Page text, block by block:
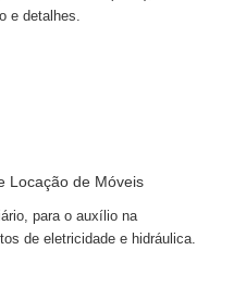
e detalhes.
Locação de Móveis
para o auxílio na
de eletricidade e hidráulica.